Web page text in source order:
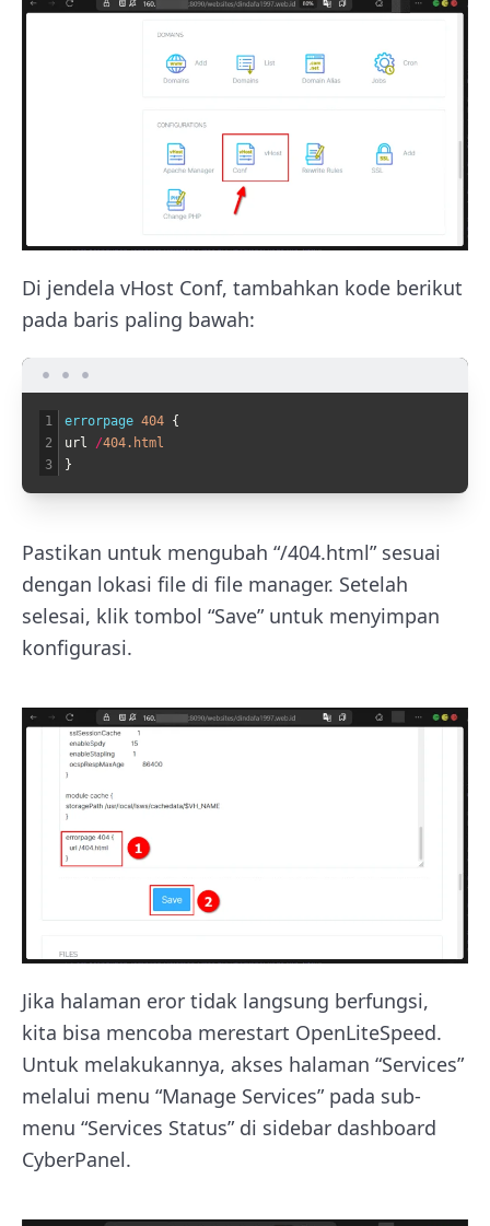
Di jendela vHost Conf, tambahkan kode berikut
pada baris paling bawah:
1
2
3
errorpage 404 {
url
/404.html
}
Pastikan untuk mengubah “/404.html” sesuai
dengan lokasi file di file manager. Setelah
selesai, klik tombol “Save” untuk menyimpan
konfigurasi.
Jika halaman eror tidak langsung berfungsi,
kita bisa mencoba merestart OpenLiteSpeed.
Untuk melakukannya, akses halaman “Services”
melalui menu “Manage Services” pada sub-
menu “Services Status” di sidebar dashboard
CyberPanel.